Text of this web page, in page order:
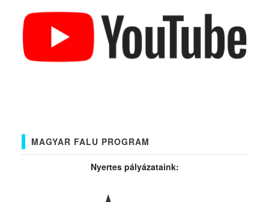
MAGYAR FALU PROGRAM
Nyertes pályázataink: